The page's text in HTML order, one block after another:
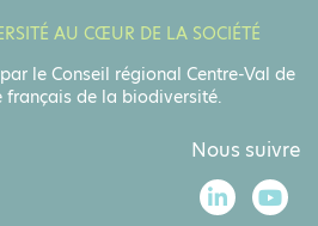
Nous suivre
AU CŒUR DE LA SOCIÉTÉ
le Conseil régional Centre-Val de
français de la biodiversité.